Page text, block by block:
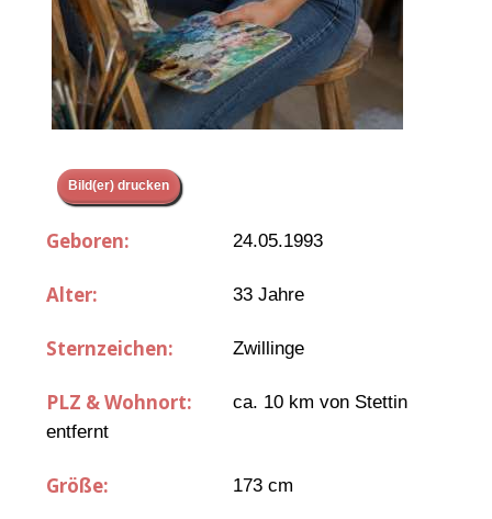
Bild(er) drucken
Geboren: 24.05.1993
Alter: 33 Jahre
Sternzeichen: Zwillinge
PLZ & Wohnort:
ca. 10 km von Stettin
entfernt
Größe: 173 cm